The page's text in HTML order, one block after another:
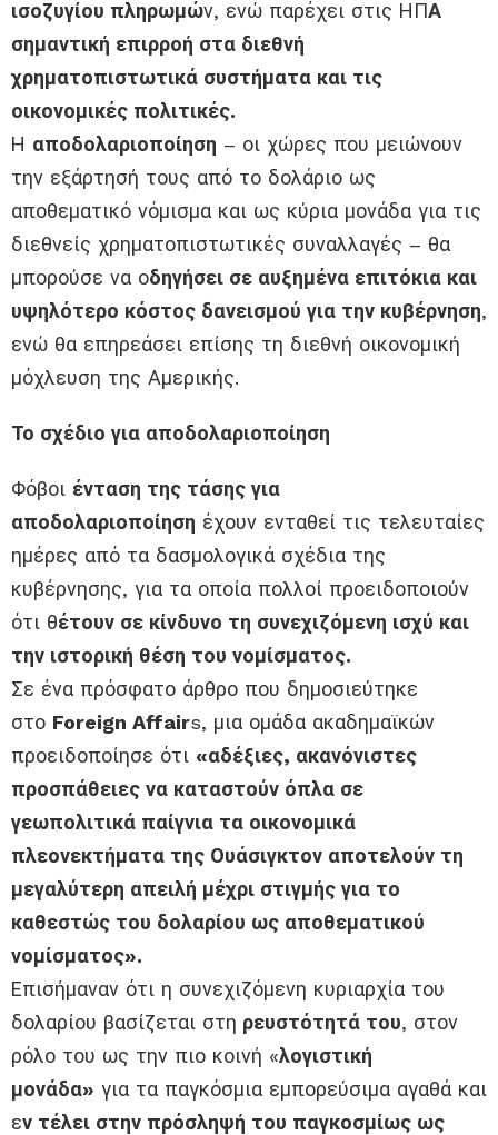
ισοζυγίου πληρωμών, ενώ παρέχει στις ΗΠΑ
σημαντική επιρροή στα διεθνή
χρηματοπιστωτικά συστήματα και τις
οικονομικές πολιτικές.
Η αποδολαριοποίηση – οι χώρες που μειώνουν
την εξάρτησή τους από το δολάριο ως
αποθεματικό νόμισμα και ως κύρια μονάδα για τις
διεθνείς χρηματοπιστωτικές συναλλαγές – θα
μπορούσε να οδηγήσει σε αυξημένα επιτόκια και
υψηλότερο κόστος δανεισμού για την κυβέρνηση,
ενώ θα επηρεάσει επίσης τη διεθνή οικονομική
μόχλευση της Αμερικής.
Το σχέδιο για αποδολαριοποίηση
Φόβοι ένταση της τάσης για
αποδολαριοποίηση έχουν ενταθεί τις τελευταίες
ημέρες από τα δασμολογικά σχέδια της
κυβέρνησης, για τα οποία πολλοί προειδοποιούν
ότι θέτουν σε κίνδυνο τη συνεχιζόμενη ισχύ και
την ιστορική θέση του νομίσματος.
Σε ένα πρόσφατο άρθρο που δημοσιεύτηκε
στο Foreign Affairs, μια ομάδα ακαδημαϊκών
προειδοποίησε ότι «αδέξιες, ακανόνιστες
προσπάθειες να καταστούν όπλα σε
γεωπολιτικά παίγνια τα οικονομικά
πλεονεκτήματα της Ουάσιγκτον αποτελούν τη
μεγαλύτερη απειλή μέχρι στιγμής για το
καθεστώς του δολαρίου ως αποθεματικού
νομίσματος».
Επισήμαναν ότι η συνεχιζόμενη κυριαρχία του
δολαρίου βασίζεται στη ρευστότητά του, στον
ρόλο του ως την πιο κοινή «λογιστική
μονάδα» για τα παγκόσμια εμπορεύσιμα αγαθά και
εν τέλει στην πρόσληψή του παγκοσμίως ως